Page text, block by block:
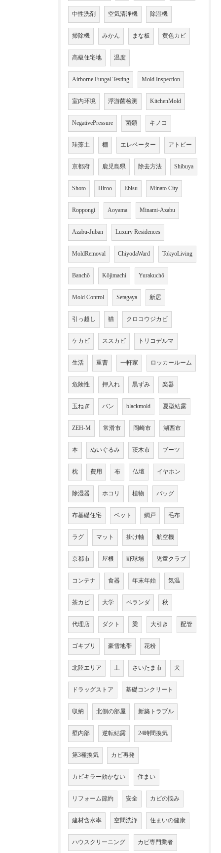
中性洗剤 空気清浄機 除湿機
掃除機 みかん まな板 黄色カビ
高級住宅地 温度
Airborne Fungal Testing Mold Inspection
室内环境 浮游菌检测 KitchenMold
NegativePressure 菌類 キノコ
珪藻土 棚 エレベーター アトピー
京都府 鹿児島県 除去方法 Shibuya
Shoto Hiroo Ebisu Minato City
Roppongi Aoyama Minami-Azabu
Azabu-Juban Luxury Residences
MoldRemoval ChiyodaWard TokyoLiving
Banchō Kōjimachi Yurakuchō
Mold Control Setagaya 新居
引っ越し 猫 クロコウジカビ
ケカビ ススカビ トリコデルマ
生活 重曹 一軒家 ロッカールーム
危険性 押入れ 黒ずみ 楽器
玉ねぎ パン blackmold 夏型結露
ZEH-M 常滑市 岡崎市 湖西市
本 ぬいぐるみ 茨木市 ブーツ
枕 費用 布 仏壇 イヤホン
除湿器 ホコリ 植物 バッグ
布基礎住宅 ベット 網戸 毛布
ラグ マット 掛け軸 航空機
京都市 屋根 野球場 児童クラブ
コンテナ 食器 年末年始 気温
茶カビ 大学 ベランダ 秋
代理店 ダクト 梁 大引き 配管
ゴキブリ 豪雪地帯 花粉
北陸エリア 土 さいたま市 犬
ドラッグストア 基礎コンクリート
収納 北側の部屋 新築トラブル
壁内部 逆転結露 24時間換気
第3種換気 カビ再発
カビキラー効かない 住まい
リフォーム節約 安全 カビの悩み
建材含水率 空間洗浄 住まいの健康
ハウスクリーニング カビ専門業者